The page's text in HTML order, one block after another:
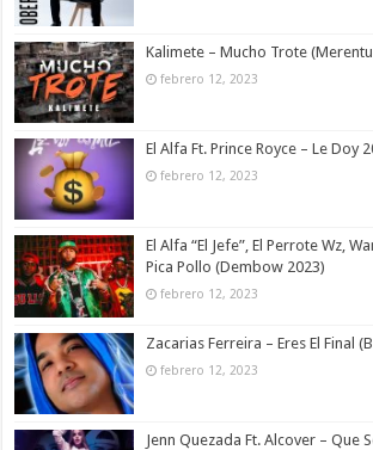
Kalimete – Mucho Trote
febrero 12, 2023
El Alfa Ft. Prince Royce – Le Doy
febrero 12, 2023
El Alfa “El Jefe”, El Perrote Wz,
Pica Pollo (Dembow 2023)
febrero 12, 2023
Zacarias Ferreira – Eres El Final
febrero 12, 2023
Jenn Quezada Ft. Alcover – Que